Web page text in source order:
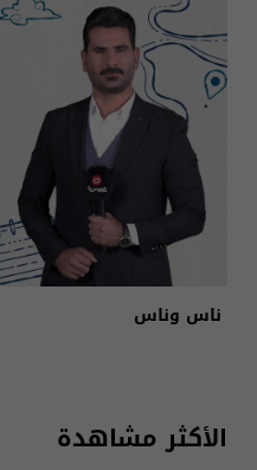
ناس وناس
الأكثر مشاهدة